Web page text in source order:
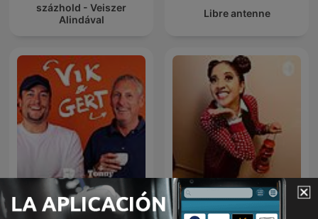
százhold - Veiszer
Alindával
Libre antenne
Vik & Gert
Cuentos infantiles - Tacita
Cuenta Cuentos